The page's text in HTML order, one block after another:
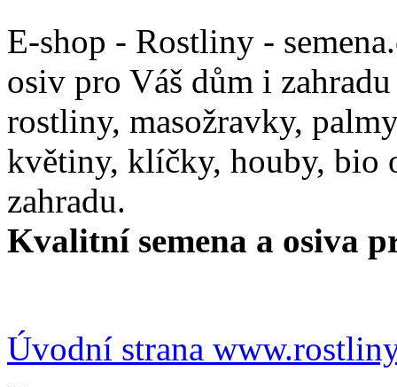
E-shop - Rostliny -
osiv pro Váš dům i
rostliny, masožravky,
květiny, klíčky, houby, bio
zahradu.
Kvalitní semena a osiva
Úvodní strana